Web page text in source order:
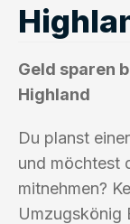
Geld sparen
Highland
Du planst
und möchtest
mitnehmen?
Umzugskönig